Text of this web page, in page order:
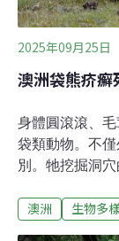
2025年09月25日
澳洲袋熊疥癬
身體圓滾滾、
袋類動物。不
別。牠挖掘洞
魁禍首就是
澳洲 生物多